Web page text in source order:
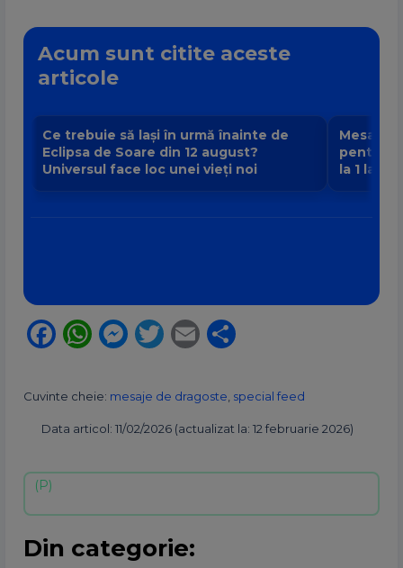
Acum sunt citite aceste
articole
Ce trebuie să lași în urmă înainte de
Eclipsa de Soare din 12 august?
Universul face loc unei vieți noi
Mesajul
pentru
la 1 la 9
Facebook
WhatsApp
Messenger
Twitter
Email
Cuvinte cheie: mesaje de dragoste, special feed
Data articol: 11/02/2026 (actualizat la: 12 februarie 2026)
Din categorie: